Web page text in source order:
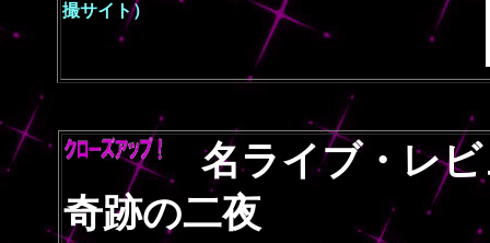
撮サイト）
名ライブ・レ
奇跡の二夜